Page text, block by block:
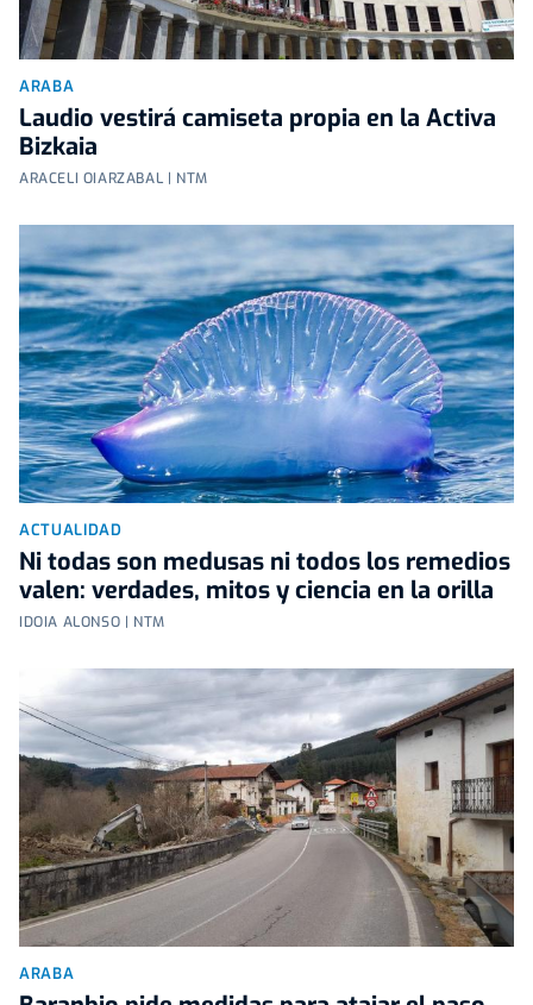
ARABA
Laudio vestirá camiseta propia en la Activa
Bizkaia
ARACELI OIARZABAL | NTM
ACTUALIDAD
Ni todas son medusas ni todos los remedios
valen: verdades, mitos y ciencia en la orilla
IDOIA ALONSO | NTM
ARABA